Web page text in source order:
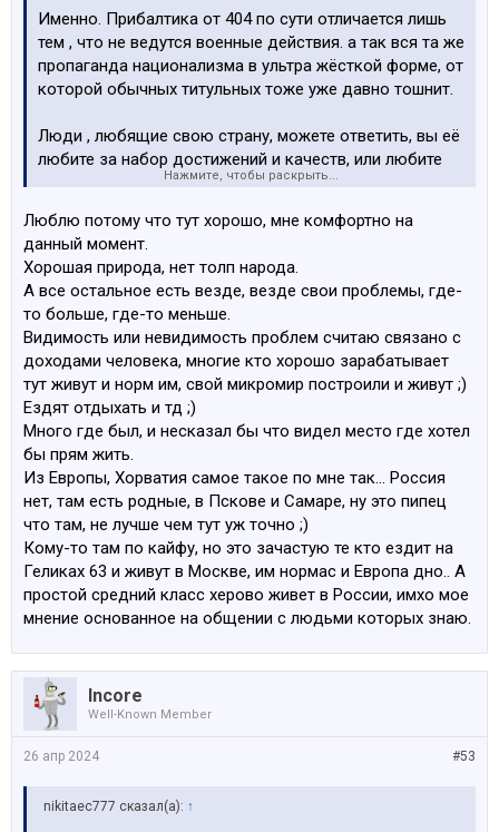
Именно. Прибалтика от 404 по сути отличается лишь
тем , что не ведутся военные действия. а так вся та же
пропаганда национализма в ультра жёсткой форме, от
которой обычных титульных тоже уже давно тошнит.
Люди , любящие свою страну, можете ответить, вы её
любите за набор достижений и качеств, или любите
вопреки , осознавая реальное положение дел?
Нажмите, чтобы раскрыть...
Люблю потому что тут хорошо, мне комфортно на
данный момент.
Хорошая природа, нет толп народа.
А все остальное есть везде, везде свои проблемы, где-
то больше, где-то меньше.
Видимость или невидимость проблем считаю связано с
доходами человека, многие кто хорошо зарабатывает
тут живут и норм им, свой микромир построили и живут ;)
Ездят отдыхать и тд ;)
Много где был, и несказал бы что видел место где хотел
бы прям жить.
Из Европы, Хорватия самое такое по мне так… Россия
нет, там есть родные, в Пскове и Самаре, ну это пипец
что там, не лучше чем тут уж точно ;)
Кому-то там по кайфу, но это зачастую те кто ездит на
Геликах 63 и живут в Москве, им нормас и Европа дно.. А
простой средний класс херово живет в России, имхо мое
мнение основанное на общении с людьми которых знаю.
Incore
Well-Known Member
#53
26 апр 2024
nikitaec777 сказал(а): ↑